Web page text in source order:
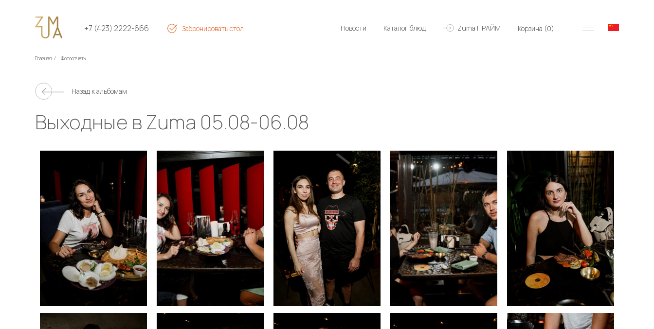
+7 (423) 2222-666 Забронировать стол Zuma ПРАЙМ
Каталог блюд
Новости Корзина (0)
Главная / Фотоотчеты
Назад к альбомам
Выходные в Zuma 05.08-06.08